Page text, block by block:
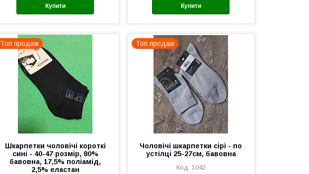
Купити Купити
Топ продаж
Шкарпетки чоловічі короткі
сині - 40-47 розмір, 80%
бавовна, 17,5% поліамід,
2,5% еластан
Топ продаж
Чоловічі шкарпетки сірі - по
устілці 25-27см, бавовна
1042